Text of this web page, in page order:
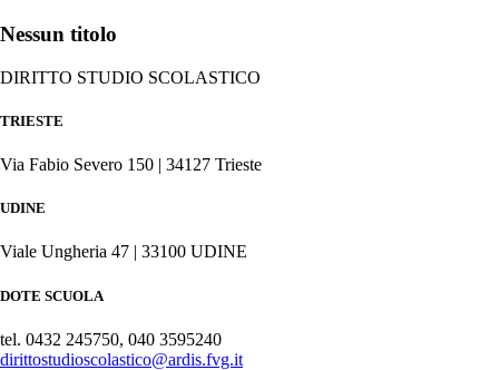
Nessun titolo
DIRITTO STUDIO SCOLASTICO
TRIESTE
Via Fabio Severo 150 | 34127 Trieste
UDINE
Viale Ungheria 47 | 33100 UDINE
DOTE SCUOLA
tel. 0432 245750, 040 3595240
dirittostudioscolastico@ardis.fvg.it